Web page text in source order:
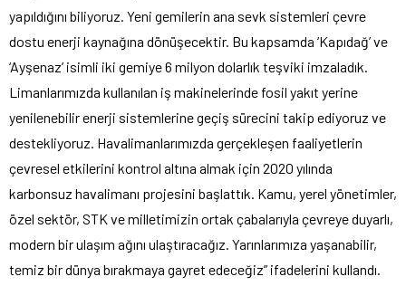
yapıldığını biliyoruz. Yeni gemilerin ana sevk sistemleri çevre
dostu enerji kaynağına dönüşecektir. Bu kapsamda ‘Kapıdağ’ ve
‘Ayşenaz’ isimli iki gemiye 6 milyon dolarlık teşviki imzaladık.
Limanlarımızda kullanılan iş makinelerinde fosil yakıt yerine
yenilenebilir enerji sistemlerine geçiş sürecini takip ediyoruz ve
destekliyoruz. Havalimanlarımızda gerçekleşen faaliyetlerin
çevresel etkilerini kontrol altına almak için 2020 yılında
karbonsuz havalimanı projesini başlattık. Kamu, yerel yönetimler,
özel sektör, STK ve milletimizin ortak çabalarıyla çevreye duyarlı,
modern bir ulaşım ağını ulaştıracağız. Yarınlarımıza yaşanabilir,
temiz bir dünya bırakmaya gayret edeceğiz” ifadelerini kullandı.